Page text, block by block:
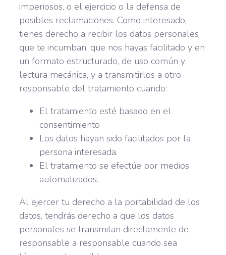
imperiosos, o el ejercicio o la defensa de
posibles reclamaciones. Como interesado,
tienes derecho a recibir los datos personales
que te incumban, que nos hayas facilitado y en
un formato estructurado, de uso común y
lectura mecánica, y a transmitirlos a otro
responsable del tratamiento cuando:
El tratamiento esté basado en el
consentimiento
Los datos hayan sido facilitados por la
persona interesada.
El tratamiento se efectúe por medios
automatizados.
Al ejercer tu derecho a la portabilidad de los
datos, tendrás derecho a que los datos
personales se transmitan directamente de
responsable a responsable cuando sea